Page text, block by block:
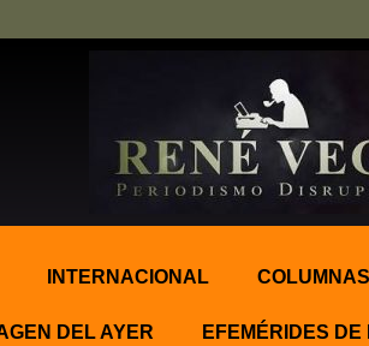
INTERNACIONAL COLUMNAS
DEL AYER EFEMÉRIDES DE